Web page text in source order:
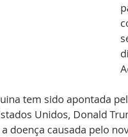
tem sido apontada
Unidos, Donald
doença causada pelo